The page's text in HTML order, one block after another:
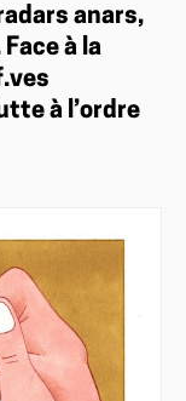
anars,
à la
à l’ordre